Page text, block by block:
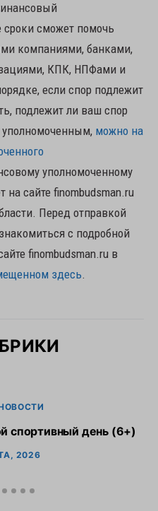
сможет помочь
компаниями, банками,
КПК, НПФами и
если спор подлежит
подлежит ли ваш спор
можно на
уполномоченному
сайте finombudsman.ru
Перед отправкой
с подробной
finombudsman.ru в
здесь.
спортивный день (6+)
2026